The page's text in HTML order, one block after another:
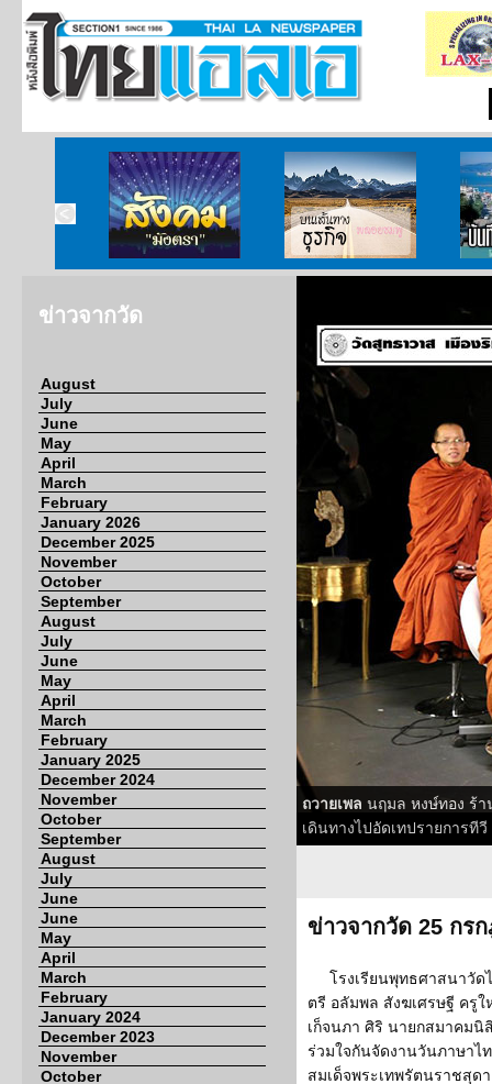
สังคมมังตรา บนเส้นทางธุรกิจ บั
ข่าวจากวัด
August
July
June
May
April
March
February
January 2026
December 2025
November
October
September
August
July
June
May
April
March
February
January 2025
December 2024
November
October
September
August
July
June
June
May
April
March
February
January 2024
December 2023
November
October
ถวายเพล นฤมล หงษ์ทอง ร้
เดินทางไปอัดเทปรายการ
ข่าวจากวัด 25 กร
โรงเรียนพุทธศาสนาวัด
ตรี อลัมพล สังฆเศรษฐี ครู
เก็จนภา ศิริ นายกสมาคมนิ
ร่วมใจกันจัดงานวันภาษาไ
สมเด็จพระเทพรัตนราชสุด